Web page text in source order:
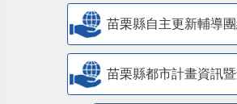
苗栗縣自主更新輔導
苗栗縣都市計畫資訊